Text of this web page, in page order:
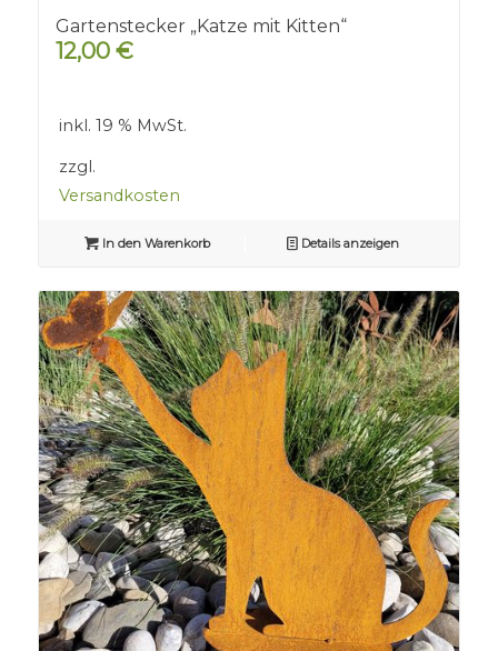
Gartenstecker „Katze mit Kitten“
12,00 €
inkl. 19 % MwSt.
zzgl.
Versandkosten
In den Warenkorb Details anzeigen